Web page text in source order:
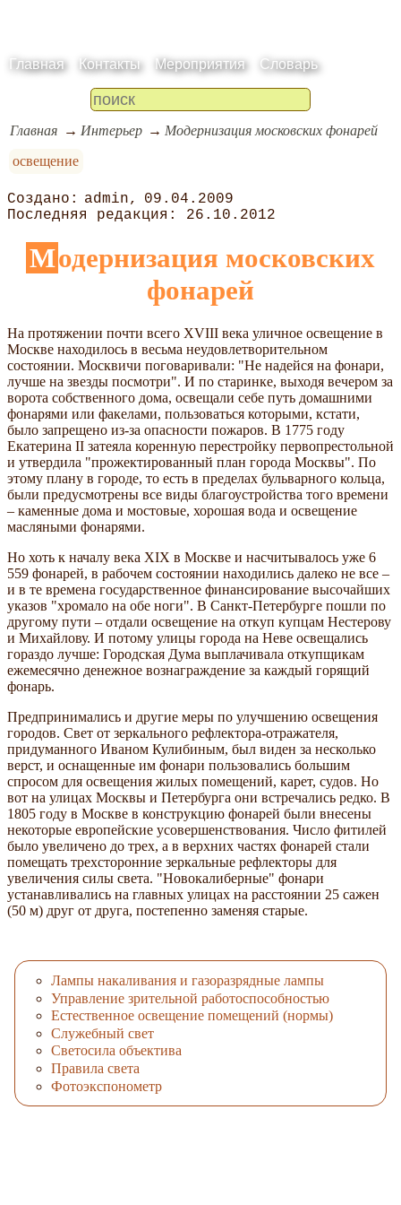
Главная Контакты Мероприятия Словарь
Главная Интерьер
Модернизация московских фонарей
освещение
admin
09.04.2009
26.10.2012
Модернизация московских
фонарей
На протяжении почти всего XVIII века уличное освещение в
Москве находилось в весьма неудовлетворительном
состоянии. Москвичи поговаривали: "Не надейся на фонари,
лучше на звезды посмотри". И по старинке, выходя вечером за
ворота собственного дома, освещали себе путь домашними
фонарями или факелами, пользоваться которыми, кстати,
было запрещено из-за опасности пожаров. В 1775 году
Екатерина II затеяла коренную перестройку первопрестольной
и утвердила "прожектированный план города Москвы". По
этому плану в городе, то есть в пределах бульварного кольца,
были предусмотрены все виды благоустройства того времени
– каменные дома и мостовые, хорошая вода и освещение
масляными фонарями.
Но хоть к началу века XIX в Москве и насчитывалось уже 6
559 фонарей, в рабочем состоянии находились далеко не все –
и в те времена государственное финансирование высочайших
указов "хромало на обе ноги". В Санкт-Петербурге пошли по
другому пути – отдали освещение на откуп купцам Нестерову
и Михайлову. И потому улицы города на Неве освещались
гораздо лучше: Городская Дума выплачивала откупщикам
ежемесячно денежное вознаграждение за каждый горящий
фонарь.
Предпринимались и другие меры по улучшению освещения
городов. Свет от зеркального рефлектора-отражателя,
придуманного Иваном Кулибиным, был виден за несколько
верст, и оснащенные им фонари пользовались большим
спросом для освещения жилых помещений, карет, судов. Но
вот на улицах Москвы и Петербурга они встречались редко. В
1805 году в Москве в конструкцию фонарей были внесены
некоторые европейские усовершенствования. Число фитилей
было увеличено до трех, а в верхних частях фонарей стали
помещать трехсторонние зеркальные рефлекторы для
увеличения силы света. "Новокалиберные" фонари
устанавливались на главных улицах на расстоянии 25 сажен
(50 м) друг от друга, постепенно заменяя старые.
Лампы накаливания и газоразрядные лампы
Управление зрительной работоспособностью
Естественное освещение помещений (нормы)
Служебный свет
Светосила объектива
Правила света
Фотоэкспонометр